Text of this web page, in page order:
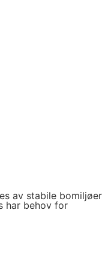
av stabile bomiljøer
har behov for